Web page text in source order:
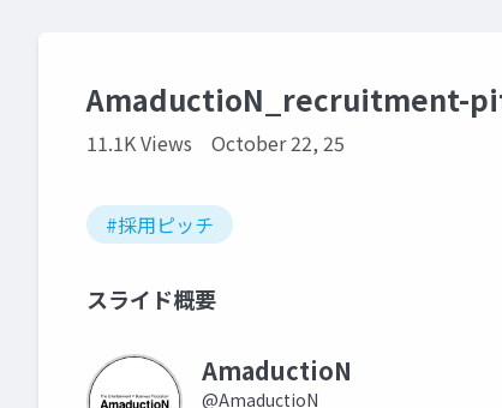
AmaductioN_recruitment-
11.1K Views October 22, 25
#採用ピッチ
スライド概要
AmaductioN
@AmaductioN